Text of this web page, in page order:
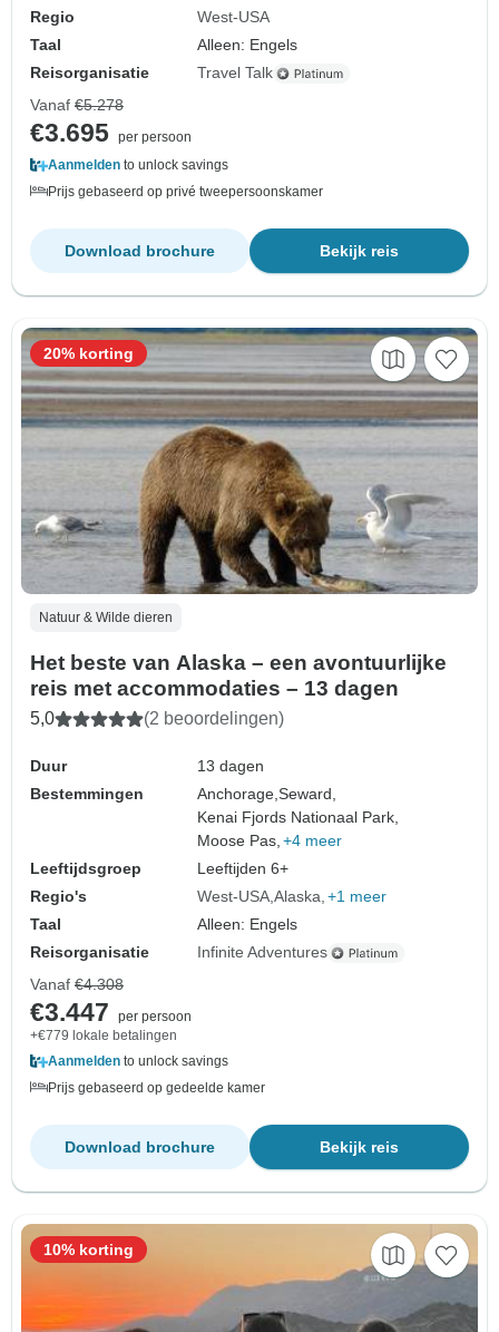
Regio
West-USA
Taal
Alleen: Engels
Reisorganisatie
Travel Talk
Vanaf €5.278
€3.695 per persoon
Aanmelden to unlock savings
Prijs gebaseerd op privé tweepersoonskamer
Bekijk reis
Download brochure
Natuur & Wilde dieren
Het beste van Alaska – een avontuurlijke
reis met accommodaties – 13 dagen
5,0 (2 beoordelingen)
Duur
13 dagen
Bestemmingen
Anchorage,Seward,
Kenai Fjords Nationaal Park,
Moose Pas, +4 meer
Leeftijdsgroep
Leeftijden 6+
Regio's
West-USA Alaska +1 meer
Taal
Alleen: Engels
Reisorganisatie
Infinite Adventures
20% korting
Vanaf €4.308
€3.447
per persoon
+€779 lokale betalingen
Aanmelden to unlock savings
Prijs gebaseerd op gedeelde kamer
Bekijk reis
Download brochure
10% korting